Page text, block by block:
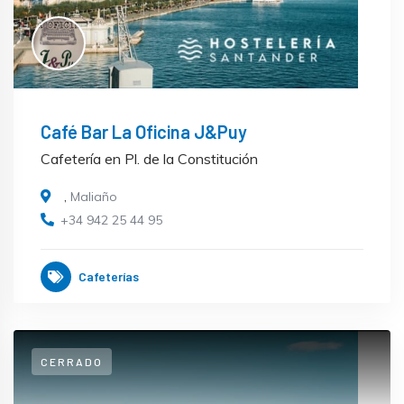
Café Bar La Oficina J&Puy
Cafetería en Pl. de la Constitución
, Maliaño
+34 942 25 44 95
Cafeterías
CERRADO